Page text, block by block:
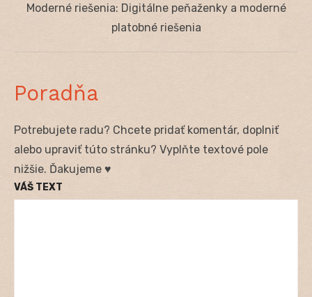
Next
Moderné riešenia: Digitálne peňaženky a moderné
platobné riešenia
Poradňa
Potrebujete radu? Chcete pridať komentár, doplniť
alebo upraviť túto stránku? Vyplňte textové pole
nižšie. Ďakujeme ♥
VÁŠ TEXT